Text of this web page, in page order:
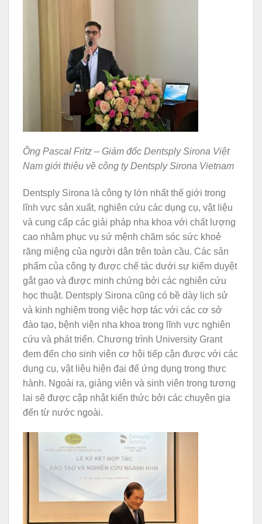
Ông Pascal Fritz – Giám đốc Dentsply Sirona Việt
Nam giới thiệu về công ty Dentsply Sirona Vietnam
Dentsply Sirona là công ty lớn nhất thế giới trong
lĩnh vực sản xuất, nghiên cứu các dụng cụ, vật liệu
và cung cấp các giải pháp nha khoa với chất lượng
cao nhằm phục vụ sứ mệnh chăm sóc sức khoẻ
răng miệng của người dân trên toàn cầu. Các sản
phẩm của công ty được chế tác dưới sự kiểm duyệt
gắt gao và được minh chứng bởi các nghiên cứu
học thuật. Dentsply Sirona cũng có bề dày lịch sử
và kinh nghiệm trong việc hợp tác với các cơ sở
đào tạo, bệnh viện nha khoa trong lĩnh vực nghiên
cứu và phát triển. Chương trình University Grant
đem đến cho sinh viên cơ hội tiếp cận được với các
dụng cụ, vật liệu hiện đại để ứng dụng trong thực
hành. Ngoài ra, giảng viên và sinh viên trong tương
lai sẽ được cập nhật kiến thức bởi các chuyên gia
đến từ nước ngoài.